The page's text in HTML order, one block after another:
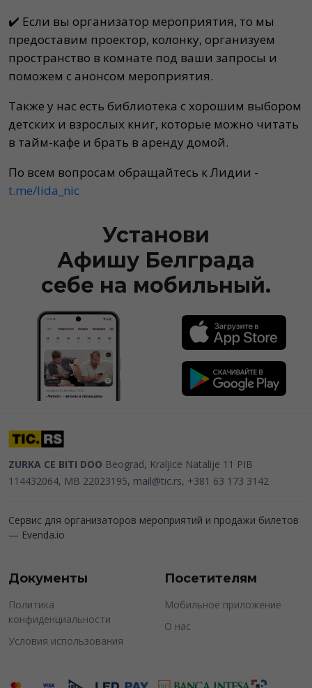
✔️ Если вы организатор мероприятия, то мы
предоставим проектор, колонку, организуем
пространство в комнате под ваши запросы и
поможем с анонсом мероприятия.
Также у нас есть библиотека с хорошим выбором
детских и взрослых книг, которые можно читать
в тайм-кафе и брать в аренду домой.
По всем вопросам обращайтесь к Лидии -
t.me/lida_nic
Установи
Афишу Белграда
себе на мобильный.
ZURKA CE BITI DOO Beograd, Kraljice Natalije 11 PIB
114432064, MB 22023195, mail@tic.rs, +381 63 173 3142
Сервис для организаторов мероприятий и продажи билетов
— Evenda.io
Документы
Политика
конфиденциальности
Условия использования
Посетителям
Мобильное приложение
О нас